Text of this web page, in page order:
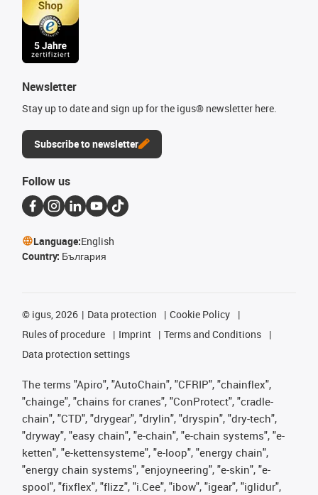
Newsletter
Stay up to date and sign up for the igus® newsletter here.
Subscribe to newsletter
Follow us
Language:English
Country: България
© igus, 2026 Data protection
Cookie Policy
Rules of procedure
Imprint
Terms and Conditions
Data protection settings
The terms "Apiro", "AutoChain", "CFRIP", "chainflex",
"chainge", "chains for cranes", "ConProtect", "cradle-
chain", "CTD", "drygear", "drylin", "dryspin", "dry-tech",
"dryway", "easy chain", "e-chain", "e-chain systems", "e-
ketten", "e-kettensysteme", "e-loop", "energy chain",
"energy chain systems", "enjoyneering", "e-skin", "e-
spool", "fixflex", "flizz", "i.Cee", "ibow", "igear", "iglidur",